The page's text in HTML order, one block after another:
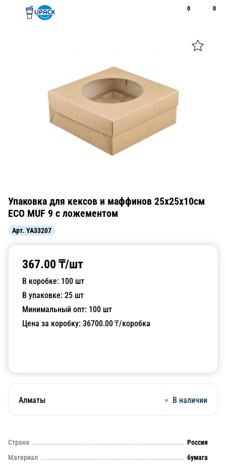
0 0
Упаковка для кексов и маффинов 25х25х10см
ECO MUF 9 с ложементом
Арт. YA33207
367.00 ₸/шт
В коробке: 100 шт
В упаковке: 25 шт
Минимальный опт: 100 шт
Цена за коробку: 36700.00₸/коробка
Алматы В наличии
Страна
Россия
Материал
бумага